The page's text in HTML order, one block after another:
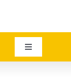
Toggle
Navigation